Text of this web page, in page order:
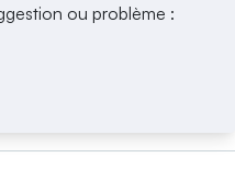
ou problème :